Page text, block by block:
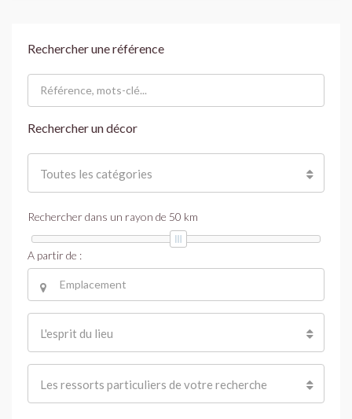
Rechercher une référence
Rechercher un décor
Toutes les catégories
Rechercher dans un rayon de 50 km
A partir de :
L'esprit du lieu
Les ressorts particuliers de votre recherche